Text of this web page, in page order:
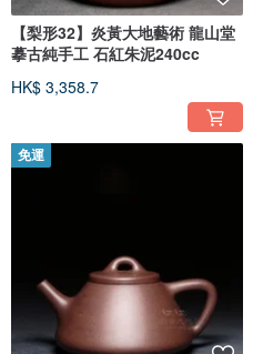
【梨形32】炎黃大地藝術 龍山堂
摹古純手工 石紅朱泥240cc
HK$ 3,358.7
免運